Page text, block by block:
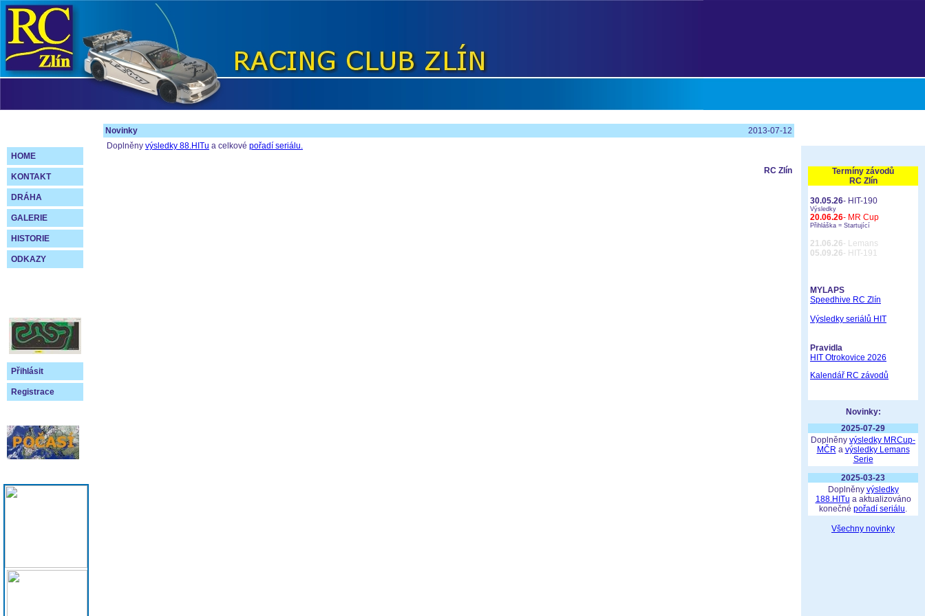
HOME
KONTAKT
DRÁHA
GALERIE
HISTORIE
ODKAZY
Přihlásit
Registrace
Novinky
2013-07-12
Doplněny výsledky 88.HITu a celkové pořadí seriálu.
RC Zlín
Termíny závodů
RC Zlín
30.05.26- HIT-190
Výsledky
20.06.26- MR Cup
Přihláška = Startující
21.06.26- Lemans
05.09.26- HIT-191
MYLAPS
Speedhive RC Zlín
Výsledky seriálů HIT
Pravidla
HIT Otrokovice 2026
Kalendář RC závodů
Novinky:
2025-07-29
Doplněny výsledky MRCup-
MČR a výsledky Lemans
Serie
2025-03-23
Doplněny výsledky
188.HITu a aktualizováno
konečné pořadí seriálu.
Všechny novinky